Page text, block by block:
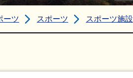
ーツ スポーツ スポーツ施設